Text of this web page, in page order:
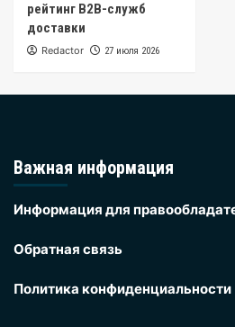
рейтинг B2B-служб
доставки
Redactor 27 июля 2026
Важная информация
Информация для
Обратная связь
Политика конфиденциальности